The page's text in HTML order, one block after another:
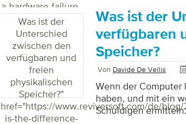
a-hardware-failure-
is-causing-your-
computer-
problems/">
und Sie sind daher
verursacht. Klingt
sehen, Ihre
Computer piepst
es so einfach wie
vielleicht gibt es
Was ist der
Unterschied
zwischen den
verfügbaren und
freien
physikalischen
Speicher?"
href="https://www.reviversoft.com/de/blog/
is-the-difference-
Was ist der
verfügbaren
Speicher?
Von Davide De Vellis
Wenn der Computer
haben, und mit ein
Schuldigen